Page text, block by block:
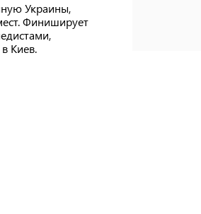
Украины,
Финиширует
Киев.